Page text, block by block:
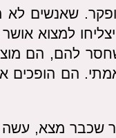
שאנשים
למצוא אושר
להם, הם
הם הופכים
שכבר מצא, עשה